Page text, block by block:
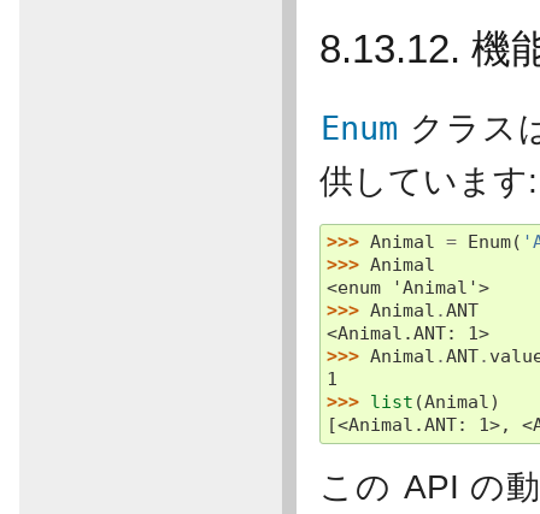
8.13.12. 機
Enum クラス
供しています:
>>> Animal = Enum(
>>> Animal
<enum 'Animal'>
>>> Animal .ANT
<Animal.ANT: 1>
>>> Animal .ANT.
1
>>> list (Animal)
[<Animal.ANT: 1>,
この API の